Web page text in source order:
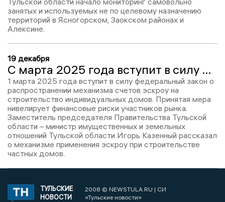
занятых и используемых не по целевому назначению
территорий в Ясногорском, Заокском районах и
Алексине.
19 декабря
С марта 2025 года вступит в силу механизм безопасного строительства частных домов
1 марта 2025 года вступит в силу федеральный закон о
распространении механизма счетов эскроу на
строительство индивидуальных домов. Принятая мера
нивелирует финансовые риски участников рынка.
Заместитель председателя Правительства Тульской
области – министр имущественных и земельных
отношений Тульской области Игорь Казенный рассказал
о механизме применения эскроу при строительстве
частных домов.
ТУЛЬСКИЕ
НОВОСТИ
2008 © NEWSTULA.RU | СИ
«Тульские новости»